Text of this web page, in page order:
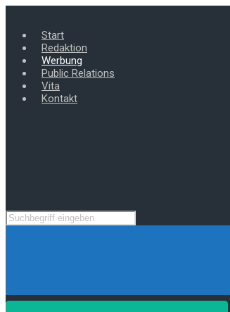
springenStart
Redaktion
Werbung
Public Relations
Vita
Kontakt